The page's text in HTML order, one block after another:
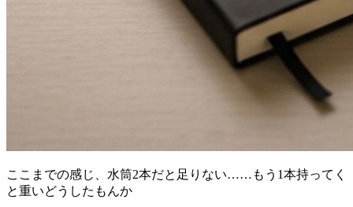
ここまでの感じ、水筒2本だと足りない……もう1本持ってく
と重いどうしたもんか